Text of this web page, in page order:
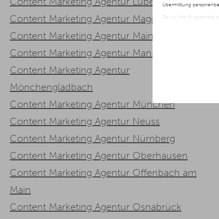
Übermittlung
Da wir Ihre Privatsphäre
jederzeit später
Content Marketing Agentur Magdeburg
Content Marketing Agentur Mainz
Content Marketing Agentur Mannheim
Content Marketing Agentur
Mönchengladbach
Content Marketing Agentur München
Content Marketing Agentur Neuss
Content Marketing Agentur Nürnberg
Content Marketing Agentur Oberhausen
Content Marketing Agentur Offenbach am
Main
Content Marketing Agentur Osnabrück